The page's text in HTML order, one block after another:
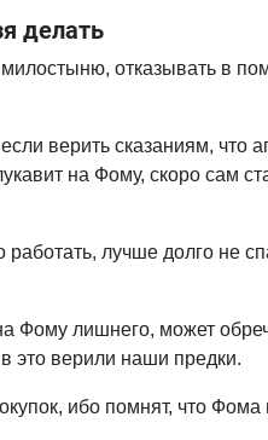
делать
отказывать в
верить сказаниям, что
на Фому, скоро сам
лучше долго не
Фому лишнего, может
это верили наши предки.
ибо помнят, что Фома